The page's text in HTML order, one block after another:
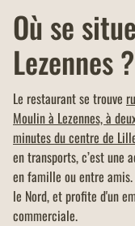
Où se
Lezennes ?
Le restaurant se trouve
Moulin à Lezennes, à
minutes du centre de
en transports, c’est une
en famille ou entre
le Nord, et profite d'un
commerciale.